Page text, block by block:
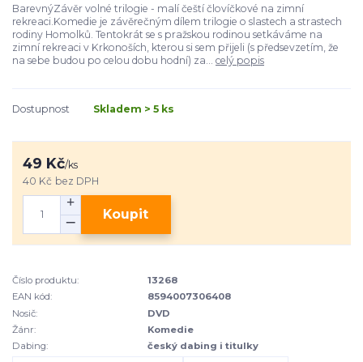
BarevnýZávěr volné trilogie - malí čeští človíčkové na zimní
rekreaci.Komedie je závěrečným dílem trilogie o slastech a strastech
rodiny Homolků. Tentokrát se s pražskou rodinou setkáváme na
zimní rekreaci v Krkonoších, kterou si sem přijeli (s předsevzetím, že
na sebe budou po celou dobu hodní) za... celý popis
Dostupnost Skladem > 5 ks
49 Kč/ks
40 Kč bez DPH
Koupit
Číslo produktu:
13268
EAN kód:
8594007306408
Nosič:
DVD
Žánr:
Komedie
Dabing:
český dabing i titulky